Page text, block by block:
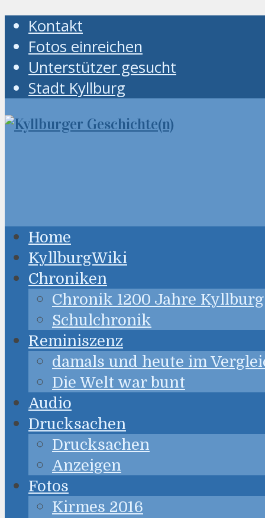
Kontakt
Fotos einreichen
Unterstützer gesucht
Stadt Kyllburg
Home
KyllburgWiki
Chroniken
Chronik 1200 Jahre Kyllburg
Schulchronik
Reminiszenz
damals und heute im
Die Welt war bunt
Audio
Drucksachen
Drucksachen
Anzeigen
Fotos
Kirmes 2016